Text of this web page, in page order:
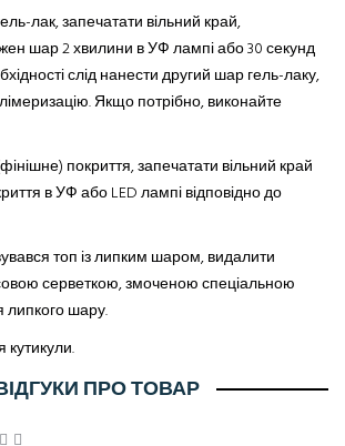
лак, запечатати вільний край,
шар 2 хвилини в УФ лампі або 30 секунд
слід нанести другий шар гель-лаку,
Якщо потрібно, виконайте
покриття, запечатати вільний край
в УФ або LED лампі відповідно до
топ із липким шаром, видалити
серветкою, змоченою спеціальною
липкого шару.
ПРО ТОВАР